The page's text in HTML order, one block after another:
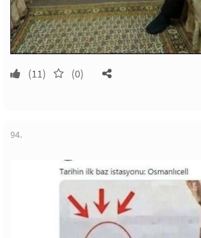
(11) (0)
94.